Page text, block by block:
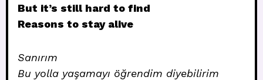
But it’s still hard to find
Reasons to stay alive
Sanırım
Bu yolla yaşamayı öğrendim diyebilirim